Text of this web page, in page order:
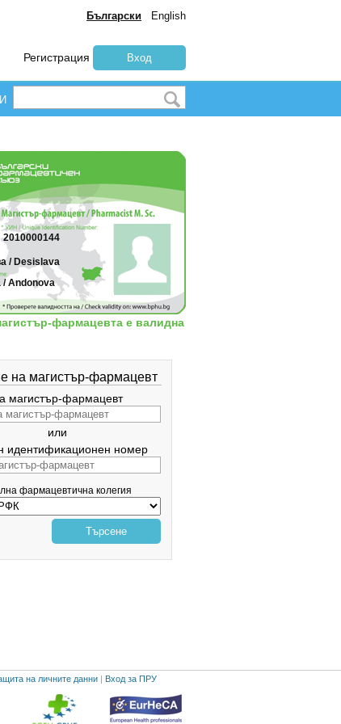
Български English
Регистрация Вход
2010000144
/ Desislava
Andonova
фармацевта е валидна
на магистър-фармацевт
магистър-фармацевт
или
идентификационен номер
фармацевтична колегия
Търсене
на личните данни | Вход за ПРУ